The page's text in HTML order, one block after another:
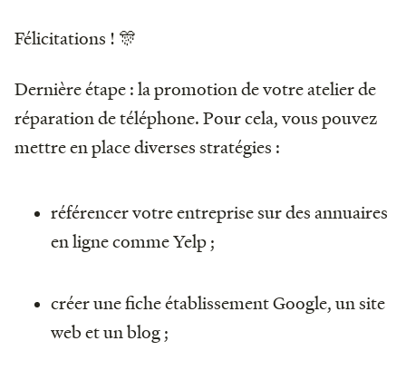
Félicitations ! 🎊
Dernière étape : la promotion de votre atelier de
réparation de téléphone. Pour cela, vous pouvez
mettre en place diverses stratégies :
référencer votre entreprise sur des annuaires
en ligne comme Yelp ;
créer une fiche établissement Google, un site
web et un blog ;